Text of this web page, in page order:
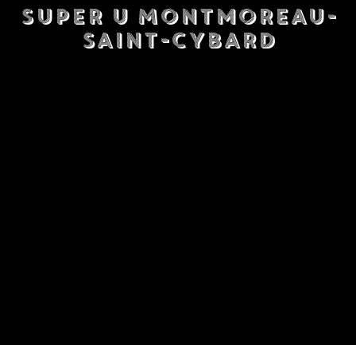
Super U Montmoreau-
Saint-Cybard